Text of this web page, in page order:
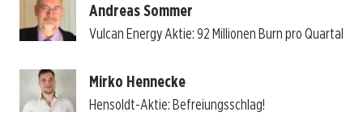
Andreas Sommer
Vulcan Energy Aktie: 92 Millionen Burn pro Quartal
Mirko Hennecke
Hensoldt-Aktie: Befreiungsschlag!